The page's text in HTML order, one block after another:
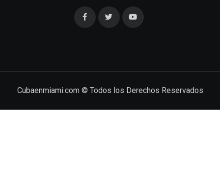
Cubaenmiami.com © Todos los Derechos Reservados